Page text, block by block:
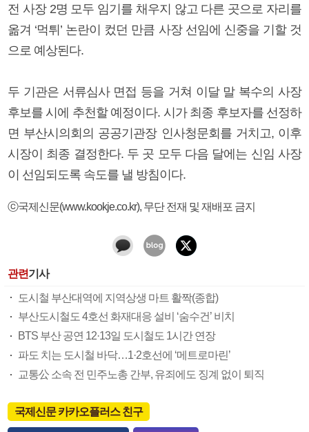
전 사장 2명 모두 임기를 채우지 않고 다른 곳으로 자리를
옮겨 ‘먹튀’ 논란이 컸던 만큼 사장 선임에 신중을 기할 것
으로 예상된다.
두 기관은 서류심사 면접 등을 거쳐 이달 말 복수의 사장
후보를 시에 추천할 예정이다. 시가 최종 후보자를 선정하
면 부산시의회의 공공기관장 인사청문회를 거치고, 이후
시장이 최종 결정한다. 두 곳 모두 다음 달에는 신임 사장
이 선임되도록 속도를 낼 방침이다.
ⓒ국제신문(www.kookje.co.kr), 무단 전재 및 재배포 금지
관련기사
도시철 부산대역에 지역상생 마트 활짝(종합)
부산도시철도 4호선 화재대응 설비 ‘숨수건’ 비치
BTS 부산 공연 12·13일 도시철도 1시간 연장
파도 치는 도시철 바닥…1·2호선에 ‘메트로마린’
교통公 소속 전 민주노총 간부, 유죄에도 징계 없이 퇴직
국제신문 카카오플러스 친구